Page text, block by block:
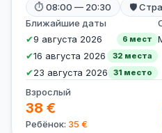
⏱ 08:00 — 20:30 🛡
Ближайшие даты
✔9 августа 2026 6 мест
✔16 августа 2026 32 места
✔23 августа 2026 31 место
Взрослый
38 €
Ребёнок: 35 €